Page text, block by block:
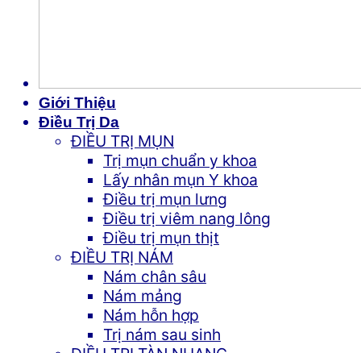
Giới Thiệu
Điều Trị Da
ĐIỀU TRỊ MỤN
Trị mụn chuẩn y khoa
Lấy nhân mụn Y khoa
Điều trị mụn lưng
Điều trị viêm nang lông
Điều trị mụn thịt
ĐIỀU TRỊ NÁM
Nám chân sâu
Nám mảng
Nám hỗn hợp
Trị nám sau sinh